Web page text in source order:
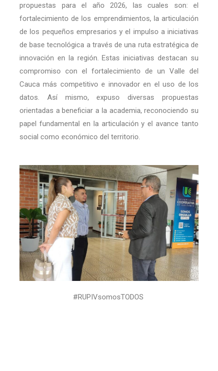
propuestas para el año 2026, las cuales son: el
fortalecimiento de los emprendimientos, la articulación
de los pequeños empresarios y el impulso a iniciativas
de base tecnológica a través de una ruta estratégica de
innovación en la región. Estas iniciativas destacan su
compromiso con el fortalecimiento de un Valle del
Cauca más competitivo e innovador en el uso de los
datos. Así mismo, expuso diversas propuestas
orientadas a beneficiar a la academia, reconociendo su
papel fundamental en la articulación y el avance tanto
social como económico del territorio.
#RUPIVsomosTODOS